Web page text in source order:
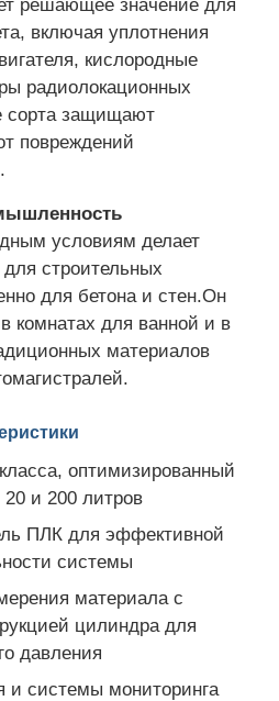
формовая машина
LSR
для формования
резины
для инжекционной
решающее значение для
включая уплотнения
кислородные
радиолокационных
сорта защищают
повреждений
условиям делает
строительных
для бетона и стен.Он
комнатах для ванной и в
материалов
оптимизированный
и 200 литров
ПЛК для эффективной
системы
материала с
цилиндра для
давления
и системы мониторинга